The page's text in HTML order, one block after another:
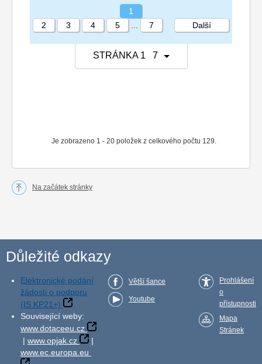
STRÁNKA 1 7
Je zobrazeno 1 - 20 položek z celkového počtu 129.
1
2
3 4 5 7 Další
Na začátek stránky
Důležité odkazy
Elektronické podání
žádosti o podporu
(IS KP21+)
Související weby:
www.dotaceeu.cz
| www.opjak.cz
|
www.ec.europa.eu
Větší šance
Youtube
Prohlášení
o
přístupnosti
Mapa
Stránek